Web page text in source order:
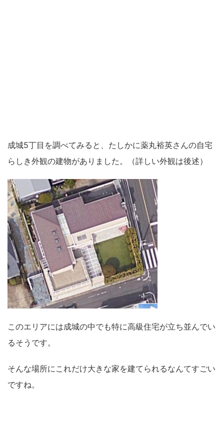
成城5丁目を調べてみると、たしかに薬丸裕英さんの自宅
らしき外観の建物がありました。（詳しい外観は後述）
このエリアには成城の中でも特に高級住宅が立ち並んでい
るそうです。
そんな場所にこれだけ大きな家を建てられるなんてすごい
ですね。